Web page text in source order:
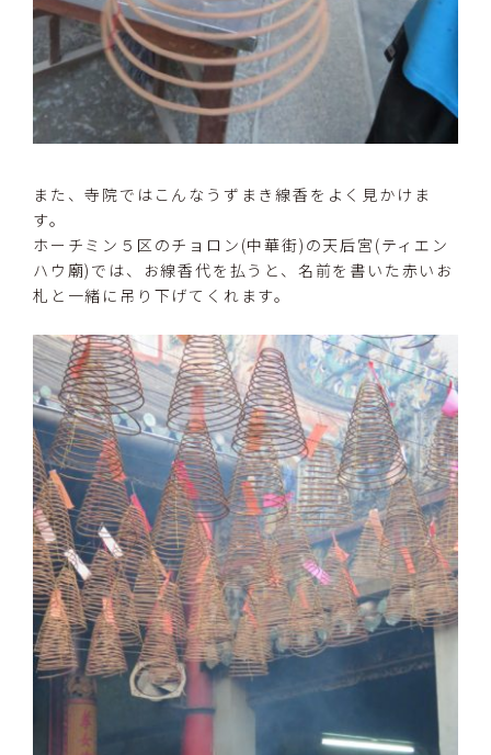
また、寺院ではこんなうずまき線香をよく見かけま
す。
ホーチミン５区のチョロン(中華街)の天后宮(ティエン
ハウ廟)では、お線香代を払うと、名前を書いた赤いお
札と一緒に吊り下げてくれます。